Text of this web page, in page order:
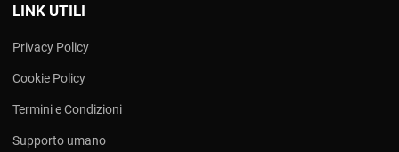
LINK UTILI
Privacy Policy
Cookie Policy
Termini e Condizioni
Supporto umano